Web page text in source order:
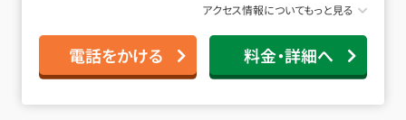
アクセス情報についてもっと見る
電話をかける 料金・詳細へ